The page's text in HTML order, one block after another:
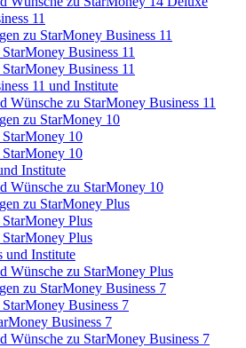
11
zu StarMoney Business 11
Business 11
Business 11
11 und Institute
zu StarMoney Business 11
zu StarMoney 10
10
10
Institute
Wünsche zu StarMoney 10
zu StarMoney Plus
Plus
Plus
Institute
zu StarMoney Plus
zu StarMoney Business 7
Business 7
Business 7
zu StarMoney Business 7